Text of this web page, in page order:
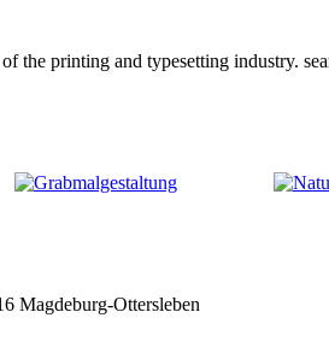
the printing and typesetting industry.
Magdeburg-Ottersleben